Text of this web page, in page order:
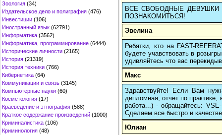
Зоология (34)
Издательское дело и полиграфия (476)
Инвестиции (106)
Иностранный язык (62791)
Информатика (3562)
Информатика, программирование (6444)
Исторические личности (2165)
История (21319)
История техники (766)
Кибернетика (64)
Коммуникации и связь (3145)
Компьютерные науки (60)
Косметология (17)
Краеведение и этнография (588)
Краткое содержание произведений (1000)
Криминалистика (106)
Криминология (48)
ВСЕ СВОБОДНЫЕ ДЕВУШКИ
ПОЗНАКОМИТЬСЯ!
Эвелина
Ребятки, кто на FAST-
будете учавствовать в
удивляйтесь что вас
Макс
Здравствуйте! Если Вам
дипломная, отчет по
работа...) - обращайтесь:
Сделаем все быстро и
Юлиан